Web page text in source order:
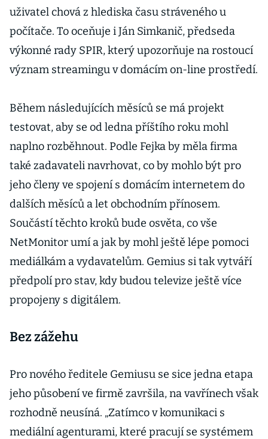
uživatel chová z hlediska času stráveného u
počítače. To oceňuje i Ján Simkanič, předseda
výkonné rady SPIR, který upozorňuje na rostoucí
význam streamingu v domácím on-line prostředí.
Během následujících měsíců se má projekt
testovat, aby se od ledna příštího roku mohl
naplno rozběhnout. Podle Fejka by měla firma
také zadavateli navrhovat, co by mohlo být pro
jeho členy ve spojení s domácím internetem do
dalších měsíců a let obchodním přínosem.
Součástí těchto kroků bude osvěta, co vše
NetMonitor umí a jak by mohl ještě lépe pomoci
mediálkám a vydavatelům. Gemius si tak vytváří
předpolí pro stav, kdy budou televize ještě více
propojeny s digitálem.
Bez zážehu
Pro nového ředitele Gemiusu se sice jedna etapa
jeho působení ve firmě završila, na vavřínech však
rozhodně neusíná. „Zatímco v komunikaci s
mediální agenturami, které pracují se systémem